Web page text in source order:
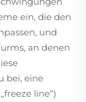
ein, die den
und
an denen
bei, eine
line“)